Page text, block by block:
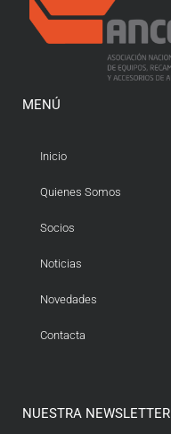
MENÚ
Inicio
Quienes Somos
Socios
Noticias
Novedades
Contacta
NUESTRA NEWSLETTER